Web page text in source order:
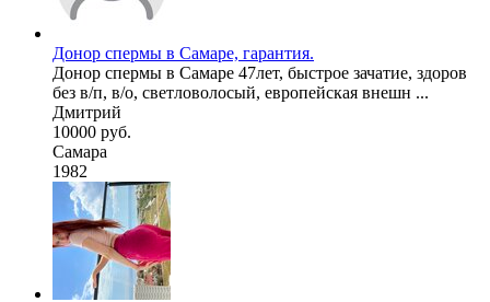
Донор спермы в Самаре, гарантия.
Донор спермы в Самаре 47лет, быстрое зачатие, здоров
без в/п, в/о, светловолосый, европейская внешн ...
Дмитрий
10000 руб.
Самара
1982